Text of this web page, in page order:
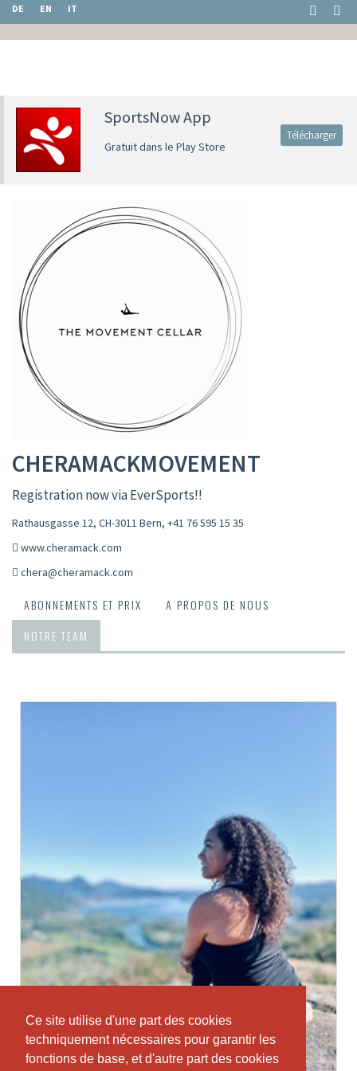
Ce site utilise d'une part des cookies
techniquement nécessaires pour garantir les
fonctions de base, et d'autre part des cookies
Ce site utilise d'une part des cookies
techniquement nécessaires pour garantir les
fonctions de base, et d'autre part des cookies
DE EN IT
SportsNow App
Gratuit dans le Play Store
Télécharger
CHERAMACKMOVEMENT
Registration now via EverSports!!
Rathausgasse 12, CH-3011 Bern, +41 76 595 15 35
www.cheramack.com
chera@cheramack.com
ABONNEMENTS ET PRIX
A PROPOS DE NOUS
NOTRE TEAM